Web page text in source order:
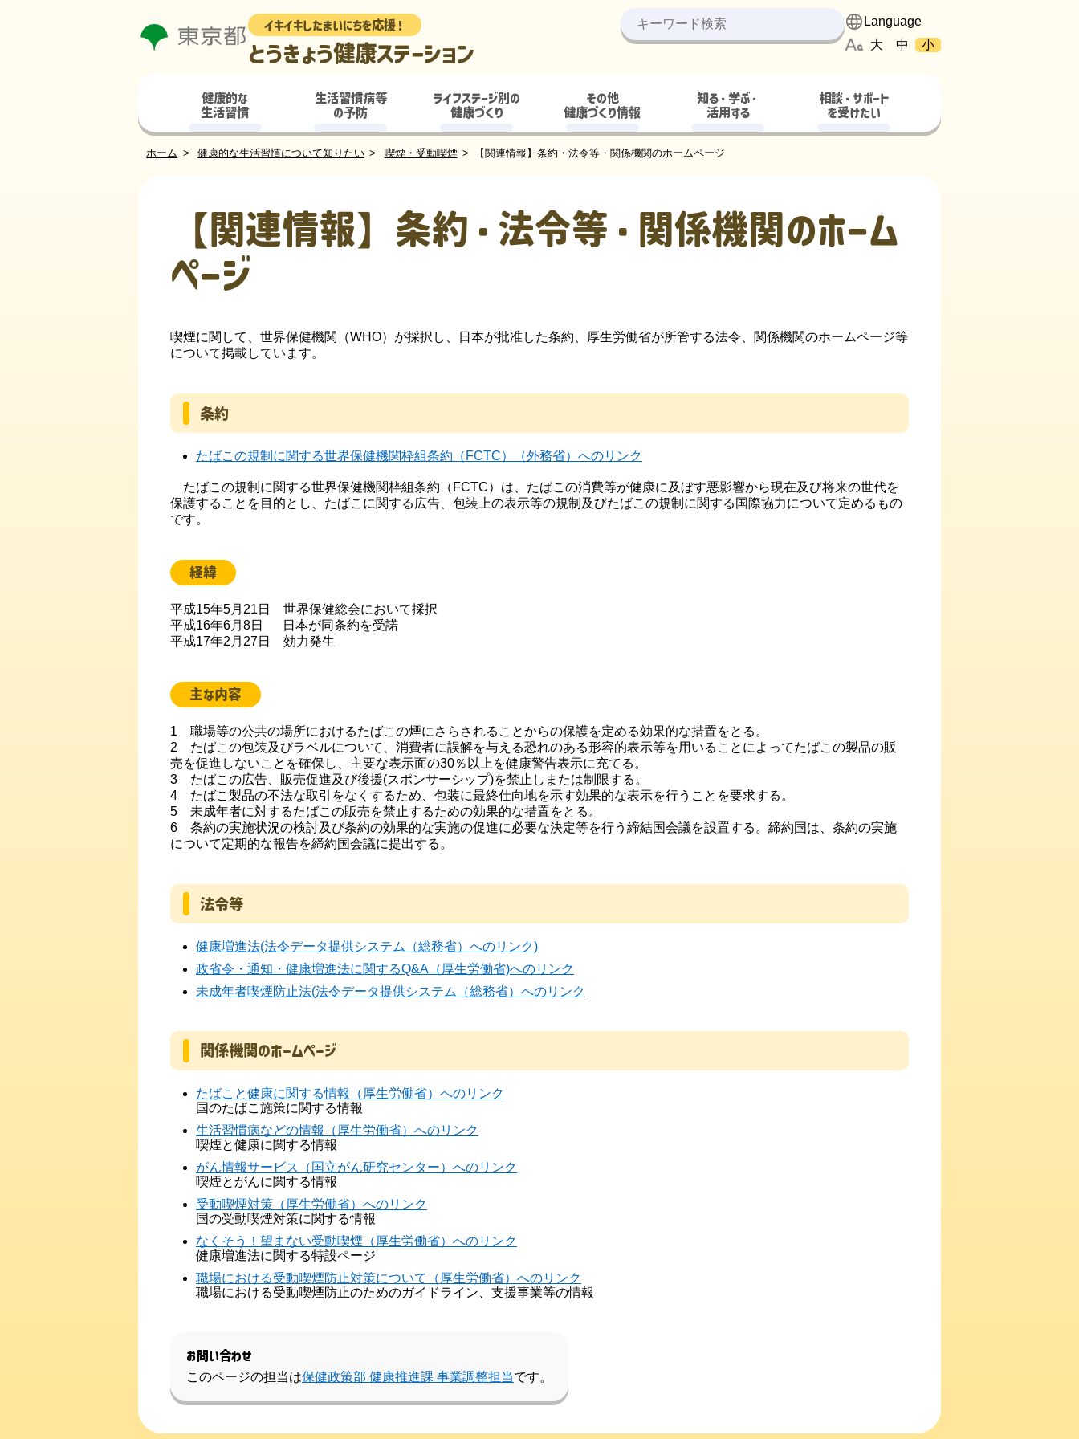
イキイキしたまいにちを応援！
とうきょう健康ステーション 大 中 小
健康的な
生活習慣
生活習慣病等
の予防
ライフステージ別の
健康づくり
その他
健康づくり情報
知る・学ぶ・
活用する
相談・サポート
を受けたい
ホーム 健康的な生活習慣について知りたい 喫煙・受動喫煙 【関連情報】条約・法令等・関係機関のホームページ
【関連情報】条約・法令等・関係機関のホーム
ページ
喫煙に関して、世界保健機関（WHO）が採択し、日本が批准した条約、厚生労働省が所管する法令、関係機関のホームページ等
について掲載しています。
条約
たばこの規制に関する世界保健機関枠組条約（FCTC）（外務省）へのリンク
たばこの規制に関する世界保健機関枠組条約（FCTC）は、たばこの消費等が健康に及ぼす悪影響から現在及び将来の世代を
保護することを目的とし、たばこに関する広告、包装上の表示等の規制及びたばこの規制に関する国際協力について定めるもの
です。
経緯
平成15年5月21日 世界保健総会において採択
平成16年6月8日 日本が同条約を受諾
平成17年2月27日 効力発生
主な内容
1 職場等の公共の場所におけるたばこの煙にさらされることからの保護を定める効果的な措置をとる。
2 たばこの包装及びラベルについて、消費者に誤解を与える恐れのある形容的表示等を用いることによってたばこの製品の販
売を促進しないことを確保し、主要な表示面の30％以上を健康警告表示に充てる。
3 たばこの広告、販売促進及び後援(スポンサーシップ)を禁止しまたは制限する。
4 たばこ製品の不法な取引をなくするため、包装に最終仕向地を示す効果的な表示を行うことを要求する。
5 未成年者に対するたばこの販売を禁止するための効果的な措置をとる。
6 条約の実施状況の検討及び条約の効果的な実施の促進に必要な決定等を行う締結国会議を設置する。締約国は、条約の実施
について定期的な報告を締約国会議に提出する。
法令等
健康増進法(法令データ提供システム（総務省）へのリンク)
政省令・通知・健康増進法に関するQ&A（厚生労働省)へのリンク
未成年者喫煙防止法(法令データ提供システム（総務省）へのリンク
関係機関のホームページ
たばこと健康に関する情報（厚生労働省）へのリンク
国のたばこ施策に関する情報
生活習慣病などの情報（厚生労働省）へのリンク
喫煙と健康に関する情報
がん情報サービス（国立がん研究センター）へのリンク
喫煙とがんに関する情報
受動喫煙対策（厚生労働省）へのリンク
国の受動喫煙対策に関する情報
なくそう！望まない受動喫煙（厚生労働省）へのリンク
健康増進法に関する特設ページ
職場における受動喫煙防止対策について（厚生労働省）へのリンク
職場における受動喫煙防止のためのガイドライン、支援事業等の情報
お問い合わせ
このページの担当は保健政策部 健康推進課 事業調整担当です。